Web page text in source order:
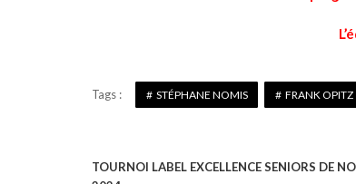
Tags : STÉPHANE NOMIS FRANK OPITZ
TOURNOI LABEL EXCELLENCE SENIORS DE